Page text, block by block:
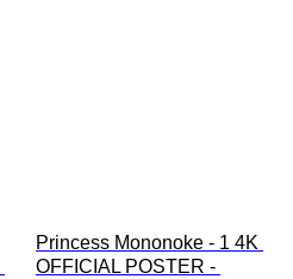
Princess Mononoke - 1 4K
OFFICIAL POSTER -